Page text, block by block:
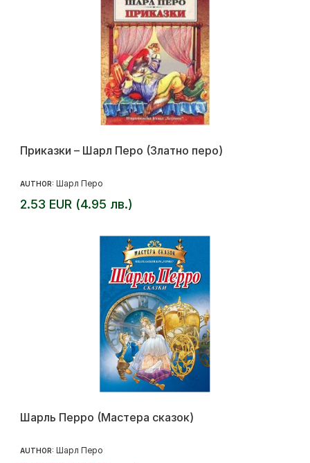
Приказки – Шарл Перо (Златно перо)
AUTHOR: Шарл Перо
2.53 EUR (4.95 лв.)
Шарль Перро (Мастера сказок)
AUTHOR: Шарл Перо